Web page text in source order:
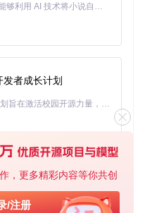
，更多精彩内容等你共创
/注册
。
包括格式美化、重点内容
、HTML、PDF等多种输
vs云端服务
+ 32GB RAM + RTX
Toonflow 是一款 AI 短剧漫剧工具，能够利用 AI 技术将小说自动转化为剧本，并结合 AI 生成的图片和视频，实现高效的短剧创作。借助 Toonflow，可以轻松完成从文字到影像的全流程，让短剧制作变得更加智能与便捷。
者成长计划
「源启盛夏」暑期校园开发者成长计划旨在激活校园开源力量，通过积分激励、认证扶持、资源倾斜等形式，引导高校组织和开发者完成「入驻 — 建项目 — 做贡献 — 获认证 — 得资源」的完整闭环。无论你是想带领社团入驻平台的组织者，还是希望用代码贡献证明自己的开发者，都能在这里找到属于你的成长路径。
免费、本地、开源的 24/7 全天候 Cowork 应用，以及适用于 Gemini CLI、Claude Code、Codex、OpenCode、Qwen Code、Goose CLI、Auggie 等的 OpenClaw | 🌟 喜欢就点star吧